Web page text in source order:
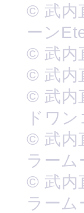
© 武内
ーン
© 武内
© 武内
© 武内
ドワン
© 武内
ラーム
© 武内
ラーム